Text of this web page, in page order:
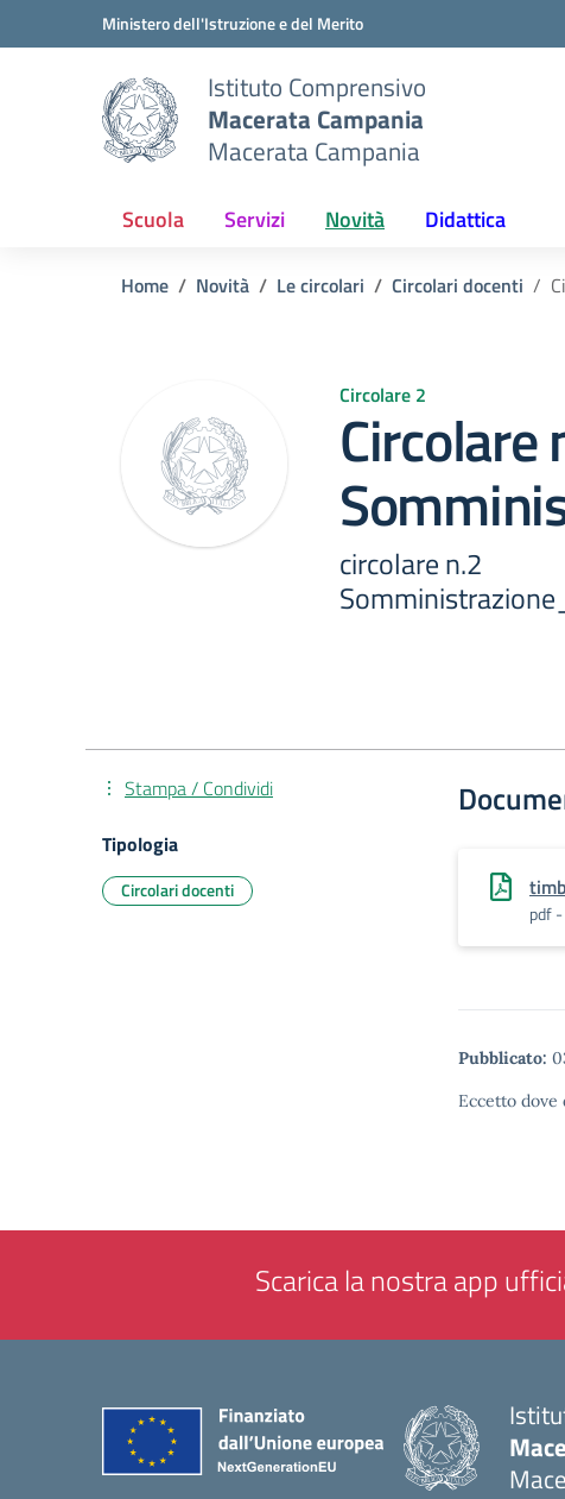
Vai ai contenuti
Vai al menu di navigazioneMinistero dell'Istruzione e del Merito
Istituto Comprensivo
Macerata Campania
Macerata Campania
Scuola Servizi Novità Didattica
Home Novità Le circolari Circolari docenti
Circolare 2
Circolare
circolare n.2
pdf
Pubblicato:
Eccetto
Stampa / Condividi
Tipologia
Circolari docenti
Scarica la nostra app